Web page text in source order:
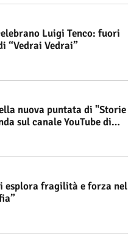
Luigi Tenco: fuori
“Vedrai Vedrai”
nuova puntata di "Storie
sul canale YouTube di
esplora fragilità e forza nel